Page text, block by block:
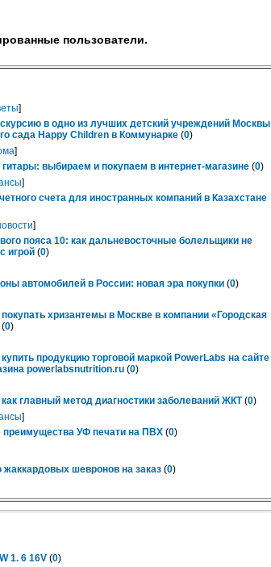
пользователи.
]
в одно из лучших детский учреждений Москвы
сада Happy Children в Коммунарке (0)
]
гитары: выбираем и покупаем в интернет-магазине (0)
]
счета для иностранных компаний в Казахстане
]
пояса 10: как дальневосточные болельщики не
игрой (0)
автомобилей в России: новая эра покупки (0)
хризантемы в Москве в компании «Городская
(0)
продукцию торговой маркой PowerLabs на сайте
powerlabsnutrition.ru (0)
как главный метод диагностики заболеваний ЖКТ (0)
]
УФ печати на ПВХ (0)
жаккардовых шевронов на заказ (0)
1. 6 16V (0)